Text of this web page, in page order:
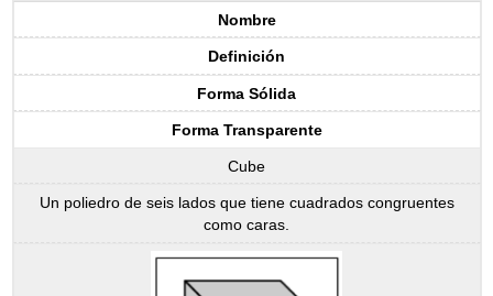
Nombre
Definición
Forma Sólida
Forma Transparente
Cube
Un poliedro de seis lados que tiene cuadrados congruentes
como caras.